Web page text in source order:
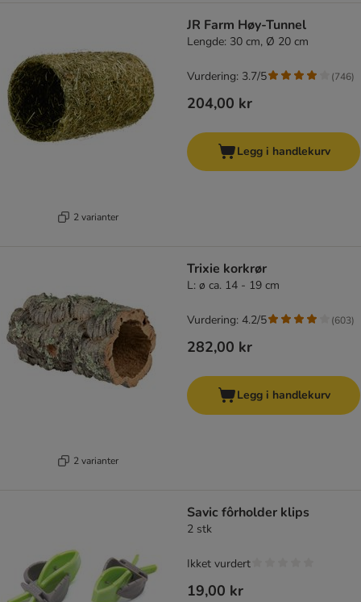
2 varianter
JR Farm Høy-Tunnel
Lengde: 30 cm, Ø 20 cm
204,00 kr
Vurdering: 3.7/5 (746)
Legg i handlekurv
2 varianter
Trixie korkrør
L: ø ca. 14 - 19 cm
282,00 kr
Vurdering: 4.2/5 (603)
Legg i handlekurv
Savic fôrholder klips
2 stk
19,00 kr
Ikket vurdert